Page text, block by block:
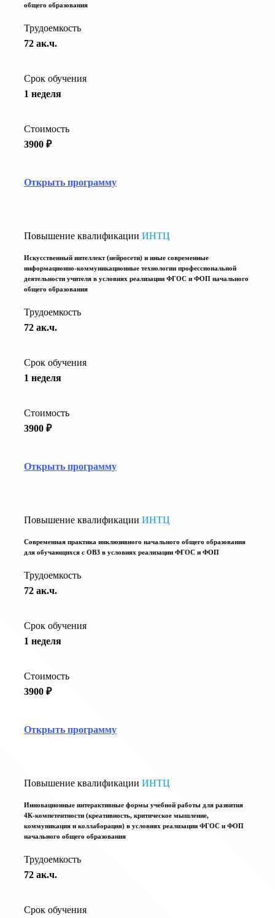
общего образования
Трудоемкость
72 ак.ч.
Срок обучения
1 неделя
Стоимость
3900 ₽
Открыть программу
Повышение квалификации ИНТЦ
Искусственный интеллект (нейросети) и иные современные
информационно-коммуникационные технологии профессиональной
деятельности учителя в условиях реализации ФГОС и ФОП начального
общего образования
Трудоемкость
72 ак.ч.
Срок обучения
1 неделя
Стоимость
3900 ₽
Открыть программу
Повышение квалификации ИНТЦ
Современная практика инклюзивного начального общего образования
для обучающихся с ОВЗ в условиях реализации ФГОС и ФОП
Трудоемкость
72 ак.ч.
Срок обучения
1 неделя
Стоимость
3900 ₽
Открыть программу
Повышение квалификации ИНТЦ
Инновационные интерактивные формы учебной работы для развития
4К-компетентности (креативность, критическое мышление,
коммуникация и коллаборация) в условиях реализации ФГОС и ФОП
начального общего образования
Трудоемкость
72 ак.ч.
Срок обучения